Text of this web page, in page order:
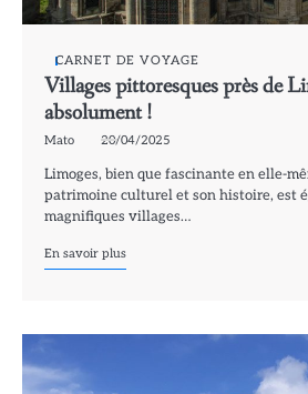
CARNET DE VOYAGE
Villages pittoresques près de
absolument !
Mato 20/04/2025
Limoges, bien que fascinante en elle-
patrimoine culturel et son histoire, est
magnifiques villages…
En savoir plus